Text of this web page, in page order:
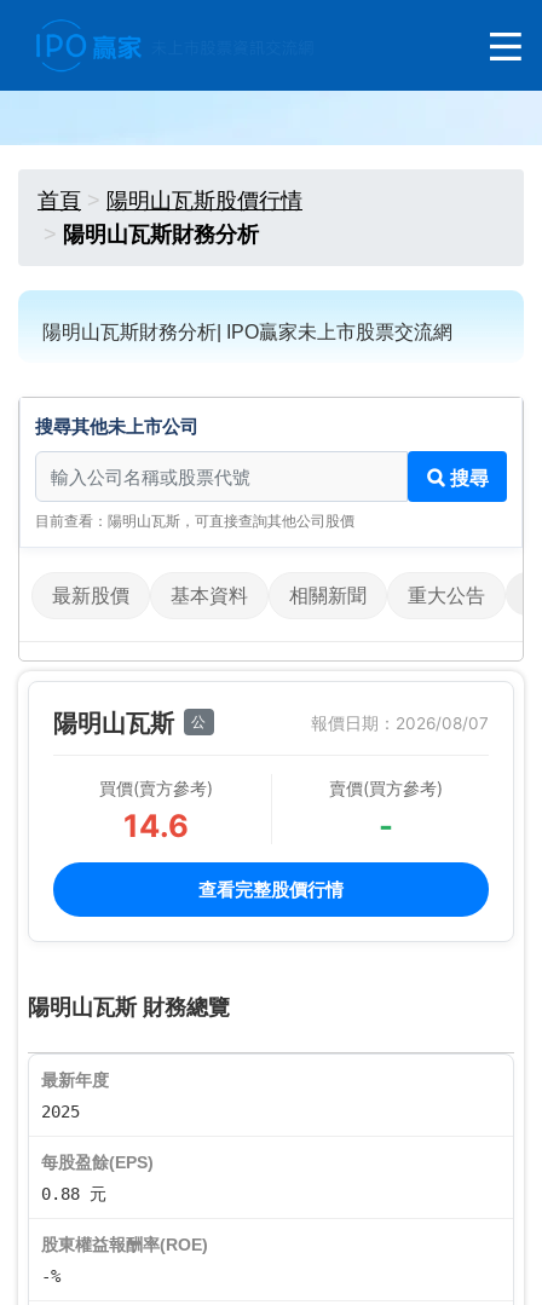
首頁
陽明山瓦斯股價行情
陽明山瓦斯財務分析
陽明山瓦斯財務分析| IPO贏家未上市股票交流網
搜尋其他未上市公司
搜尋其他未上市公司
搜尋
目前查看：陽明山瓦斯，可直接查詢其他公司股價
最新股價 基本資料 相關新聞 重大公告
陽明山瓦斯 公 報價日期：2026/08/07
買價(賣方參考)
14.6
賣價(買方參考)
-
查看完整股價行情
陽明山瓦斯 財務總覽
最新年度
2025
每股盈餘(EPS)
0.88 元
股東權益報酬率(ROE)
-%